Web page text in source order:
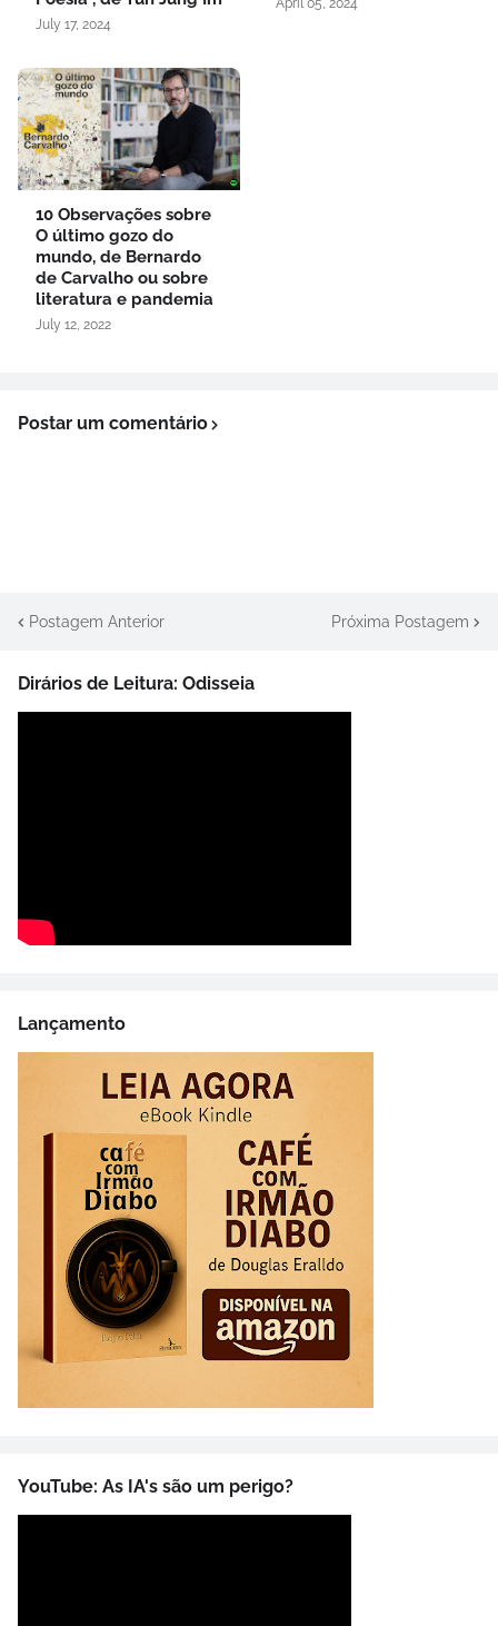
July 17, 2024
April 05, 2024
10 Observações sobre
O último gozo do
mundo, de Bernardo
de Carvalho ou sobre
literatura e pandemia
July 12, 2022
Postar um comentário
Postagem Anterior Próxima Postagem
Dirários de Leitura: Odisseia
Lançamento
YouTube: As IA's são um perigo?